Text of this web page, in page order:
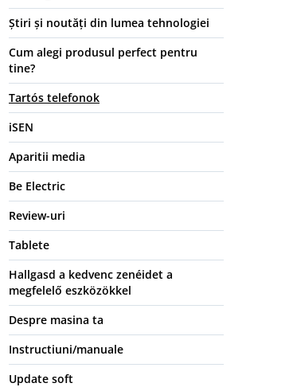
Știri și noutăți din lumea tehnologiei
Cum alegi produsul perfect pentru
tine?
Tartós telefonok
iSEN
Aparitii media
Be Electric
Review-uri
Tablete
Hallgasd a kedvenc zenéidet a
megfelelő eszközökkel
Despre masina ta
Instructiuni/manuale
Update soft